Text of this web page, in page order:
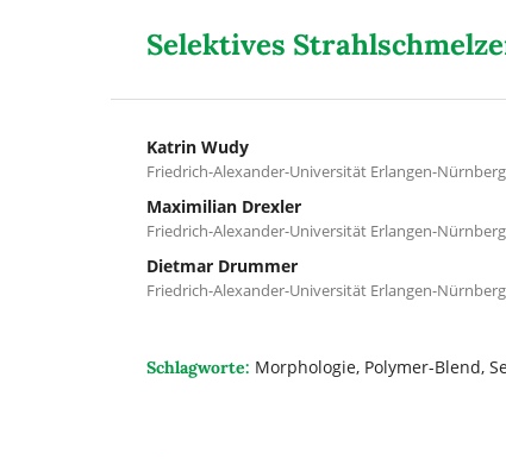
Selektives
Katrin Wudy
Friedrich-Alexander-Universität Erlangen-
Maximilian Drexler
Friedrich-Alexander-Universität Erlangen-
Dietmar Drummer
Friedrich-Alexander-Universität Erlangen-
Schlagworte: Morphologie, Polymer-Blend,